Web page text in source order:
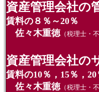
資産管理会社の
賃料の８％～20％
佐々木重徳（税理士・
資産管理会社の
賃料の10％，15％，20
佐々木重徳（税理士・